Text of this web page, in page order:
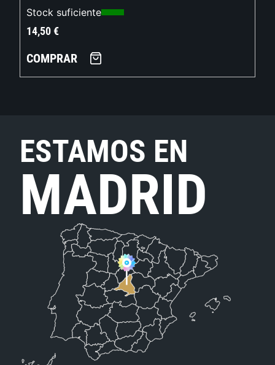
Stock suficiente
14,50€
COMPRAR
ESTAMOS EN
MADRID